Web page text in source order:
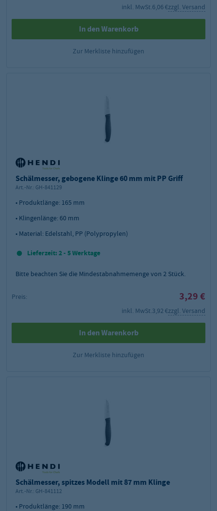
inkl. MwSt.6,06 €zzgl. Versand
In den Warenkorb
Zur Merkliste hinzufügen
Schälmesser, gebogene Klinge 60 mm mit PP Griff
Art.-Nr.: GH-841129
• Produktlänge: 165 mm
• Klingenlänge: 60 mm
• Material: Edelstahl, PP (Polypropylen)
Lieferzeit: 2 - 5 Werktage
Bitte beachten Sie die Mindestabnahmemenge von 2 Stück.
Preis: 3,29 €
inkl. MwSt.3,92 €zzgl. Versand
In den Warenkorb
Zur Merkliste hinzufügen
Schälmesser, spitzes Modell mit 87 mm Klinge
Art.-Nr.: GH-841112
• Produktlänge: 190 mm